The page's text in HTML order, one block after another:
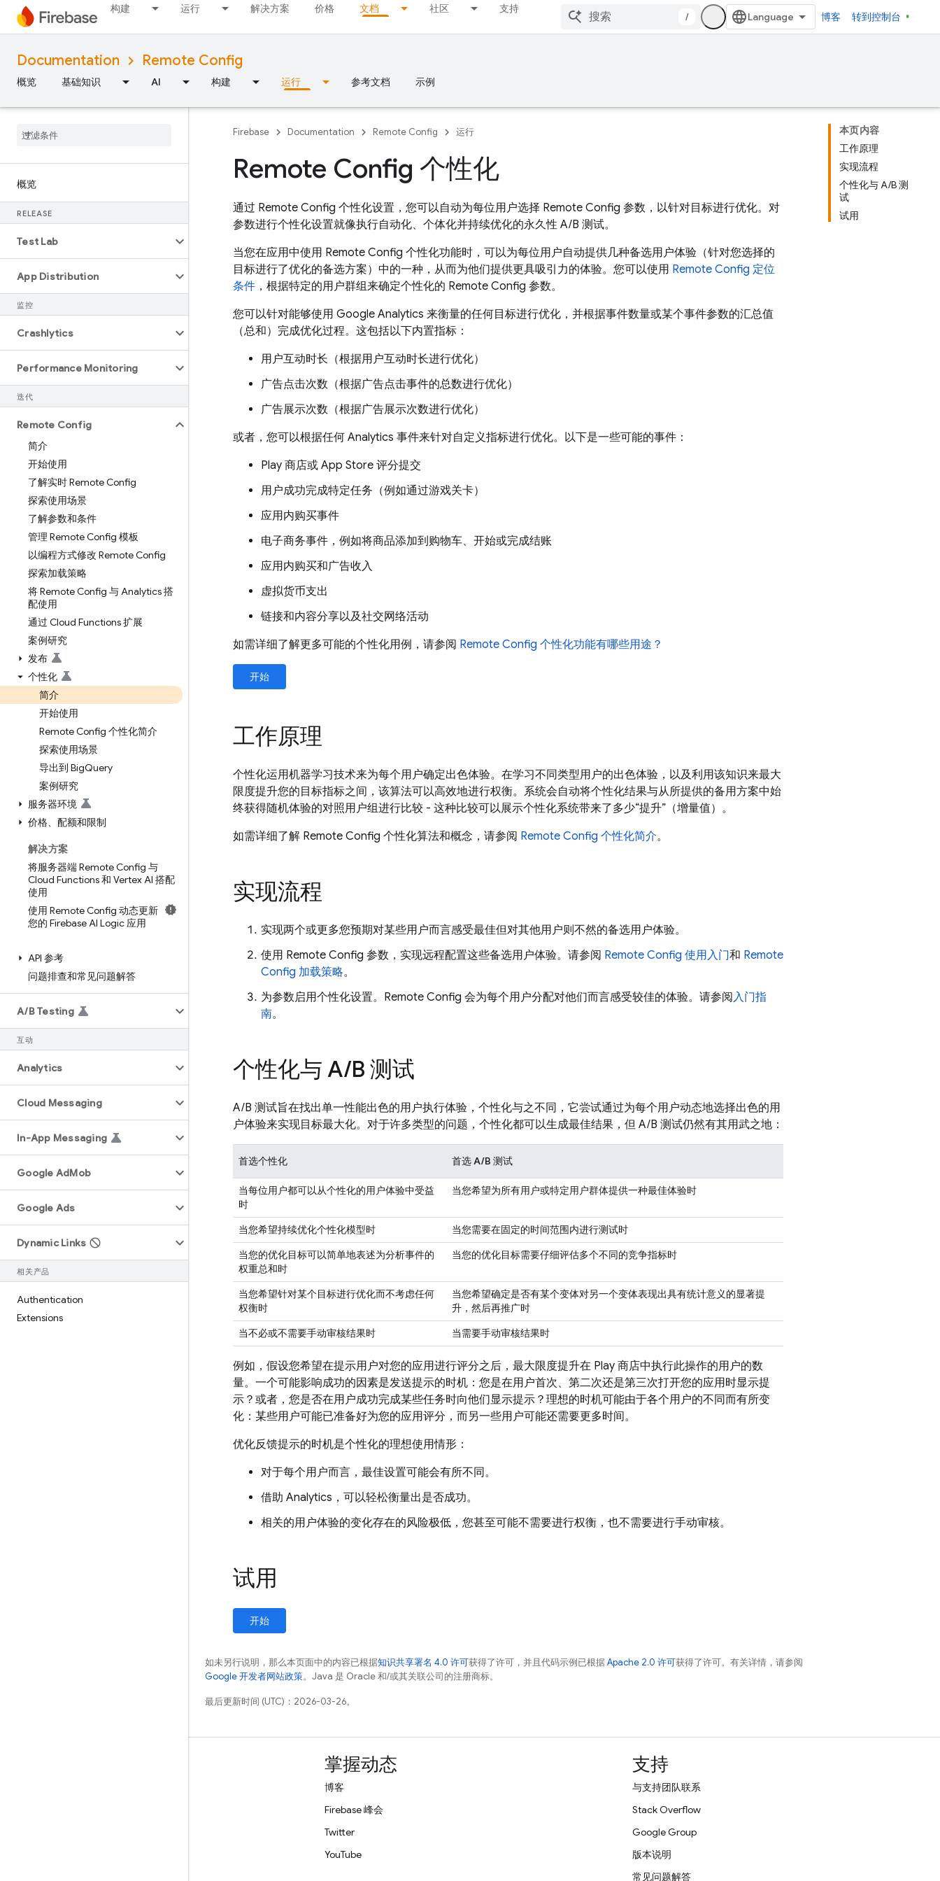
构建 运行 解决方案 价格 文档 社区 支持
/ 博客 转到控制台
Documentation Remote Config
概览 基础知识 AI 构建 运行 参考文档 示例
概览
RELEASE
Test Lab
App Distribution
监控
Crashlytics
Performance Monitoring
迭代
Remote Config
简介
开始使用
了解实时 Remote Config
探索使用场景
了解参数和条件
管理 Remote Config 模板
以编程方式修改 Remote Config
探索加载策略
将 Remote Config 与 Analytics 搭
配使用
通过 Cloud Functions 扩展
案例研究
发布
个性化
简介
开始使用
Remote Config 个性化简介
探索使用场景
导出到 BigQuery
案例研究
服务器环境
价格、配额和限制
解决方案
将服务器端 Remote Config 与
Cloud Functions 和 Vertex AI 搭配
使用
使用 Remote Config 动态更新
您的 Firebase AI Logic 应用
API 参考
问题排查和常见问题解答
A/B Testing
互动
Analytics
Cloud Messaging
In-App Messaging
Google AdMob
Google Ads
Dynamic Links
相关产品
Authentication
Extensions
本页内容
工作原理
实现流程
个性化与 A/B 测
试
试用
Firebase Documentation Remote Config 运行
Remote Config 个性化
通过 Remote Config 个性化设置，您可以自动为每位用户选择 Remote Config 参数，以针对目标进行优化。对
参数进行个性化设置就像执行自动化、个体化并持续优化的永久性 A/B 测试。
当您在应用中使用 Remote Config 个性化功能时，可以为每位用户自动提供几种备选用户体验（针对您选择的
目标进行了优化的备选方案）中的一种，从而为他们提供更具吸引力的体验。您可以使用 Remote Config 定位
条件 ，根据特定的用户群组来确定个性化的 Remote Config 参数。
您可以针对能够使用 Google Analytics 来衡量的任何目标进行优化，并根据事件数量或某个事件参数的汇总值
（总和）完成优化过程。这包括以下内置指标：
用户互动时长（根据用户互动时长进行优化）
广告点击次数（根据广告点击事件的总数进行优化）
广告展示次数（根据广告展示次数进行优化）
或者，您可以根据任何 Analytics 事件来针对自定义指标进行优化。以下是一些可能的事件：
Play 商店或 App Store 评分提交
用户成功完成特定任务（例如通过游戏关卡）
应用内购买事件
电子商务事件，例如将商品添加到购物车、开始或完成结账
应用内购买和广告收入
虚拟货币支出
链接和内容分享以及社交网络活动
如需详细了解更多可能的个性化用例，请参阅 Remote Config 个性化功能有哪些用途？
开始
工作原理
个性化运用机器学习技术来为每个用户确定出色体验。在学习不同类型用户的出色体验，以及利用该知识来最大
限度提升您的目标指标之间，该算法可以高效地进行权衡。系统会自动将个性化结果与从所提供的备用方案中始
终获得随机体验的对照用户组进行比较 - 这种比较可以展示个性化系统带来了多少“提升”（增量值）。
如需详细了解 Remote Config 个性化算法和概念，请参阅 Remote Config 个性化简介。
实现流程
实现两个或更多您预期对某些用户而言感受最佳但对其他用户则不然的备选用户体验。
使用 Remote Config 参数，实现远程配置这些备选用户体验。请参阅 Remote Config 使用入门和 Remote
Config 加载策略。
为参数启用个性化设置。 Remote Config 会为每个用户分配对他们而言感受较佳的体验。请参阅入门指
南。
个性化与 A/B 测试
A/B 测试旨在找出单一性能出色的用户执行体验，个性化与之不同，它尝试通过为每个用户动态地选择出色的用
户体验来实现目标最大化。对于许多类型的问题，个性化都可以生成最佳结果，但 A/B 测试仍然有其用武之地：
首选个性化 首选 A/B 测试
当每位用户都可以从个性化的用户体验中受益
时
当您希望为所有用户或特定用户群体提供一种最佳体验时
当您希望持续优化个性化模型时
当您需要在固定的时间范围内进行测试时
当您的优化目标可以简单地表述为分析事件的
权重总和时
当您的优化目标需要仔细评估多个不同的竞争指标时
当您希望针对某个目标进行优化而不考虑任何
权衡时
当您希望确定是否有某个变体对另一个变体表现出具有统计意义的显著提
升，然后再推广时
当不必或不需要手动审核结果时
当需要手动审核结果时
例如，假设您希望在提示用户对您的应用进行评分之后，最大限度提升在 Play 商店中执行此操作的用户的数
量。一个可能影响成功的因素是发送提示的时机：您是在用户首次、第二次还是第三次打开您的应用时显示提
示？或者，您是否在用户成功完成某些任务时向他们显示提示？理想的时机可能由于各个用户的不同而有所变
化：某些用户可能已准备好为您的应用评分，而另一些用户可能还需要更多时间。
优化反馈提示的时机是个性化的理想使用情形：
对于每个用户而言，最佳设置可能会有所不同。
借助 Analytics ，可以轻松衡量出是否成功。
相关的用户体验的变化存在的风险极低，您甚至可能不需要进行权衡，也不需要进行手动审核。
试用
开始
如未另行说明，那么本页面中的内容已根据知识共享署名 4.0 许可获得了许可，并且代码示例已根据Apache 2.0 许可获得了许可。有关详情，请参阅
Google 开发者网站政策。Java 是 Oracle 和/或其关联公司的注册商标。
最后更新时间 (UTC)：2026-03-26。
掌握动态
博客
Firebase 峰会
Twitter
YouTube
支持
与支持团队联系
Stack Overflow
Google Group
版本说明
常见问题解答